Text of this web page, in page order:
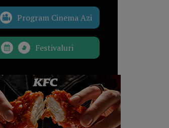
Program Cinema Azi
Festivaluri